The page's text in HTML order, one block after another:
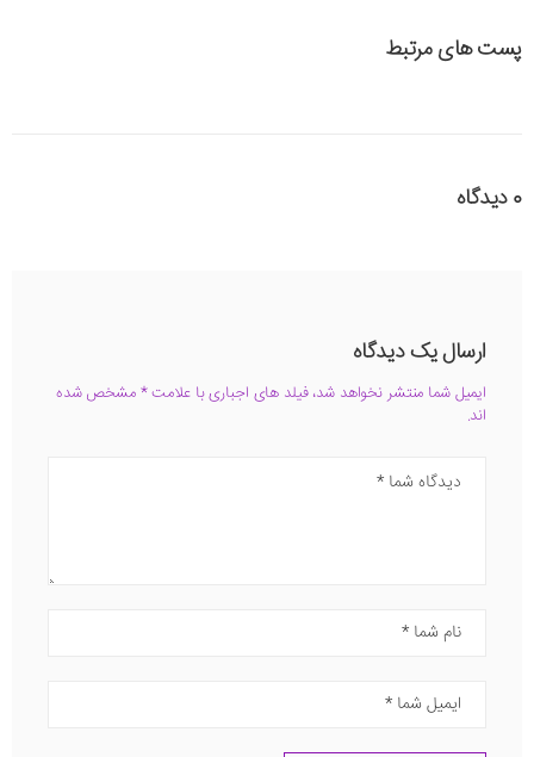
پست های مرتبط
0 دیدگاه
ارسال یک دیدگاه
ایمیل شما منتشر نخواهد شد، فیلد های اجباری با علامت * مشخص شده
اند.